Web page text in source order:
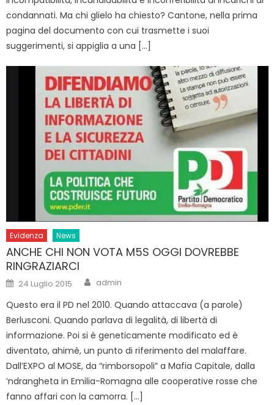
condannati. Ma chi glielo ha chiesto? Cantone, nella prima
pagina del documento con cui trasmette i suoi
suggerimenti, si appiglia a una […]
Evidenza News
ANCHE CHI NON VOTA M5S OGGI DOVREBBE
RINGRAZIARCI
Posted
on
24 Luglio 2015 Author
admin
Questo era il PD nel 2010. Quando attaccava (a parole)
Berlusconi. Quando parlava di legalità, di libertà di
informazione. Poi si è geneticamente modificato ed è
diventato, ahimè, un punto di riferimento del malaffare.
Dall’EXPO al MOSE, da “rimborsopoli” a Mafia Capitale, dalla
‘ndrangheta in Emilia-Romagna alle cooperative rosse che
fanno affari con la camorra. […]